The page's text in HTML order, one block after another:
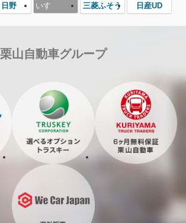
日野 いすゞ 三菱ふそう 日産UD
栗山自動車グループ